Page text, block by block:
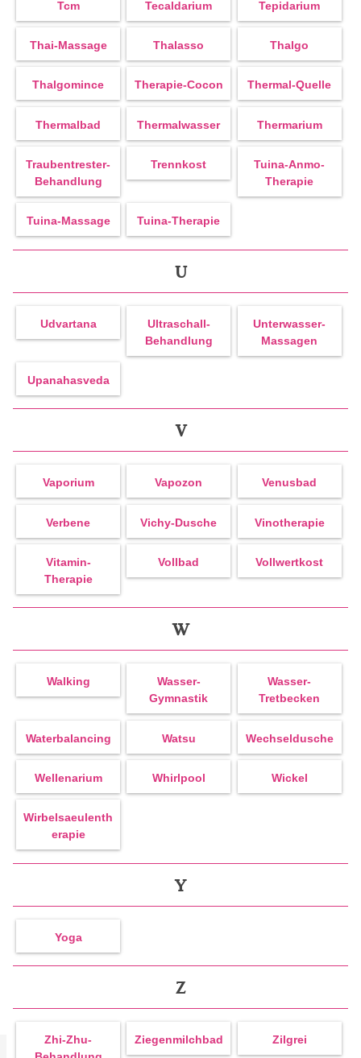
Tcm Tecaldarium Tepidarium
Thai-Massage Thalasso Thalgo
Thalgomince Therapie-Cocon Thermal-Quelle
Thermalbad Thermalwasser Thermarium
Traubentrester-
Behandlung
Trennkost
Tuina-Anmo-
Therapie
Tuina-Massage Tuina-Therapie
U
Udvartana
Ultraschall-
Behandlung
Unterwasser-
Massagen
Upanahasveda
V
Vaporium Vapozon Venusbad
Verbene Vichy-Dusche Vinotherapie
Vitamin-
Therapie
Vollbad Vollwertkost
W
Walking
Wasser-
Gymnastik
Wasser-
Tretbecken
Waterbalancing Watsu Wechseldusche
Wellenarium Whirlpool Wickel
Wirbelsaeulenth
Erapie
Y
Yoga
Z
Zhi-Zhu-
Ziegenmilchbad Zilgrei